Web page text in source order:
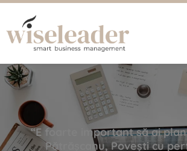
“E foarte important să ai
Pătrășcanu, Povești cu